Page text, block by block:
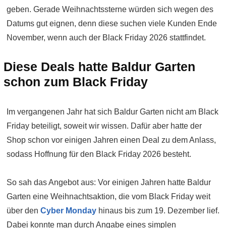
geben. Gerade Weihnachtssterne würden sich wegen des
Datums gut eignen, denn diese suchen viele Kunden Ende
November, wenn auch der Black Friday 2026 stattfindet.
Diese Deals hatte Baldur Garten
schon zum Black Friday
Im vergangenen Jahr hat sich Baldur Garten nicht am Black
Friday beteiligt, soweit wir wissen. Dafür aber hatte der
Shop schon vor einigen Jahren einen Deal zu dem Anlass,
sodass Hoffnung für den Black Friday 2026 besteht.
So sah das Angebot aus: Vor einigen Jahren hatte Baldur
Garten eine Weihnachtsaktion, die vom Black Friday weit
über den Cyber Monday hinaus bis zum 19. Dezember lief.
Dabei konnte man durch Angabe eines simplen